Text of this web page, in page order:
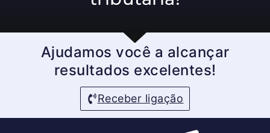
Ajudamos você a alcançar
resultados excelentes!
Receber ligação